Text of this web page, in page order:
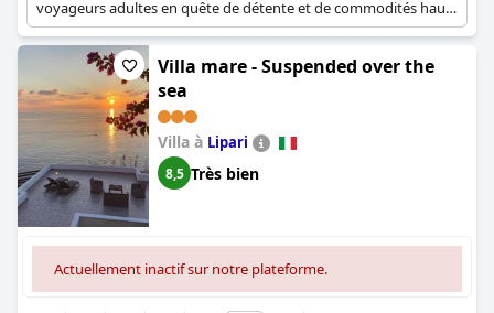
voyageurs adultes en quête de détente et de commodités haut
de gamme. La configuration de la villa offre plus d'espace et
d'intimité par rapport à une chambre d'hôtel standard.
Villa mare - Suspended over the
sea
Villa à Lipari
8,5 Très bien
Actuellement inactif sur notre plateforme.